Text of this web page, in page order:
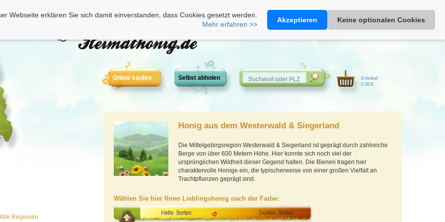
Alle Regionen
Heimathonig auf Facebook|Kunden-Login|Warenkorb
Webseite erklären Sie sich damit einverstanden, dass Cookies gesetzt werden.
Mehr erfahren >>
Akzeptieren Keine optionalen Cookies
Online kaufen Selbst abholen
0 Artikel
0,00 €
Honig aus dem Westerwald & Siegerland
Die Mittelgebirgsregion Westerwald & Siegerland ist geprägt durch zahlreiche
Berge von über 600 Metern Höhe. Hier konnte sich noch viel der
ursprünglichen Wildheit dieser Gegend halten. Die Bienen tragen hier
charaktervolle Honige ein, die typischerweise von einer großen Vielfalt an
Trachtpflanzen geprägt sind.
Wählen Sie hier Ihren Lieblingshonig nach der Farbe: